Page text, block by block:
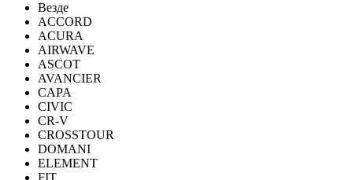
Везде
ACCORD
ACURA
AIRWAVE
ASCOT
AVANCIER
CAPA
CIVIC
CR-V
CROSSTOUR
DOMANI
ELEMENT
FIT